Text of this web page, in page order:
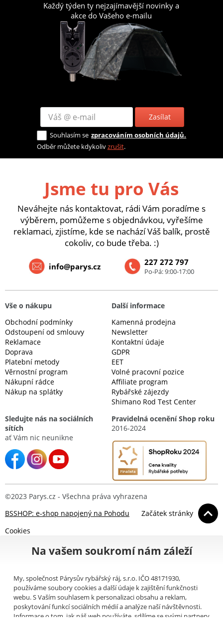
Každý týden ty nejzajímavější novinky a
akce do Vašeho e-mailu
Zasílat
Souhlasím se zpracováním osobních údajů.
Odběr můžete kdykolivzrušit.
Jsme tu pro Vás
Neváhejte nás kontaktovat, rádi Vám poradíme s
výběrem, pomůžeme s objednávkou, vyřešíme
reklamaci, zjistíme, kde se nachází Váš balík, prostě
cokoliv, co bude třeba. :)
227 272 797
Po-Pá: 9:00-17:00
info@parys.cz
Vše o nákupu
Obchodní podmínky
Odstoupení od smlouvy
Reklamace
Doprava
Platební metody
Věrnostní program
Nákupní rádce
Nákup na splátky
Další informace
Kamenná prodejna
Newsletter
Kontaktní údaje
GDPR
EET
Volné pracovní pozice
Affiliate program
Rybářské zájezdy
Shimano Rod Test Center
Sledujte nás na sociálních
sítích
ať Vám nic neunikne
Pravidelná ocenění Shop roku
2016-2024
©2023 Parys.cz - Všechna práva vyhrazena
BSSHOP: e-shop napojený na Pohodu
Začátek stránky
Cookies
Na vašem soukromí nám záleží
My, společnost Párysův rybářský ráj, s.r.o. IČO 48171930,
používáme soubory cookies a další údaje k zajištění funkčnosti
webu. S Vaším souhlasem k personalizaci obsahu a reklam,
poskytování funkcí sociálních médií a analýze naší návštěvnosti.
Informace o tom, jak náš web používáte, sdílíme se svými partnery